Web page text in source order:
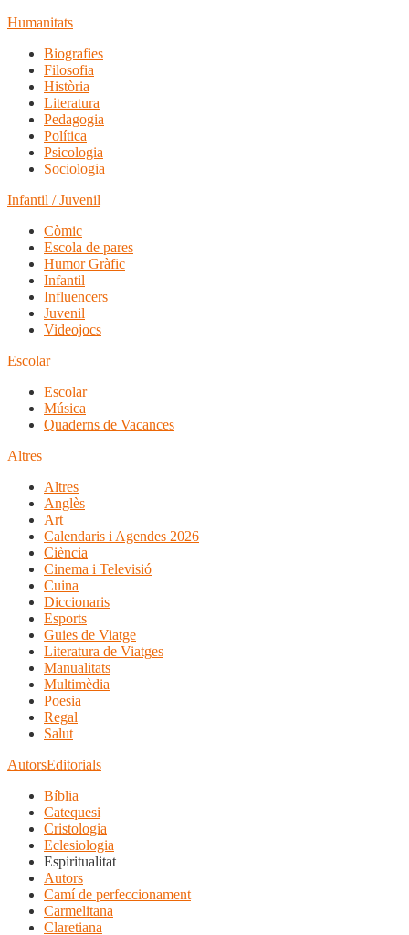
Humanitats
Biografies
Filosofia
Història
Literatura
Pedagogia
Política
Psicologia
Sociologia
Infantil / Juvenil
Còmic
Escola de pares
Humor Gràfic
Infantil
Influencers
Juvenil
Videojocs
Escolar
Escolar
Música
Quaderns de Vacances
Altres
Altres
Anglès
Art
Calendaris i Agendes 2026
Ciència
Cinema i Televisió
Cuina
Diccionaris
Esports
Guies de Viatge
Literatura de Viatges
Manualitats
Multimèdia
Poesia
Regal
Salut
AutorsEditorials
Bíblia
Catequesi
Cristologia
Eclesiologia
Espiritualitat
Autors
Camí de perfeccionament
Carmelitana
Claretiana